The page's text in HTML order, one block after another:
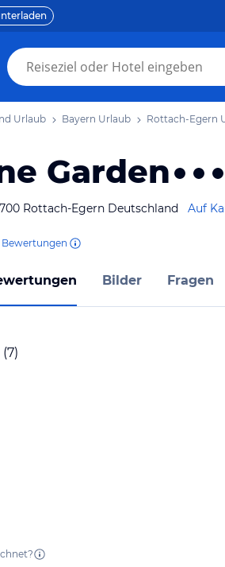
Urlaub Bayern Urlaub Rottach-Egern
Garden
Rottach-Egern Deutschland Auf
Bewertungen
Bilder Fragen
(7)